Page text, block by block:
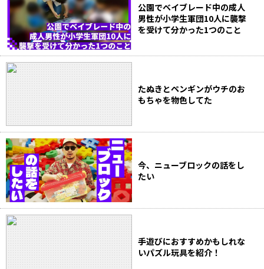
公園でベイブレード中の成人
男性が小学生軍団10人に襲撃
を受けて分かった1つのこと
たぬきとペンギンがウチのお
もちゃを物色してた
今、ニューブロックの話をし
たい
手遊びにおすすめかもしれな
いパズル玩具を紹介！